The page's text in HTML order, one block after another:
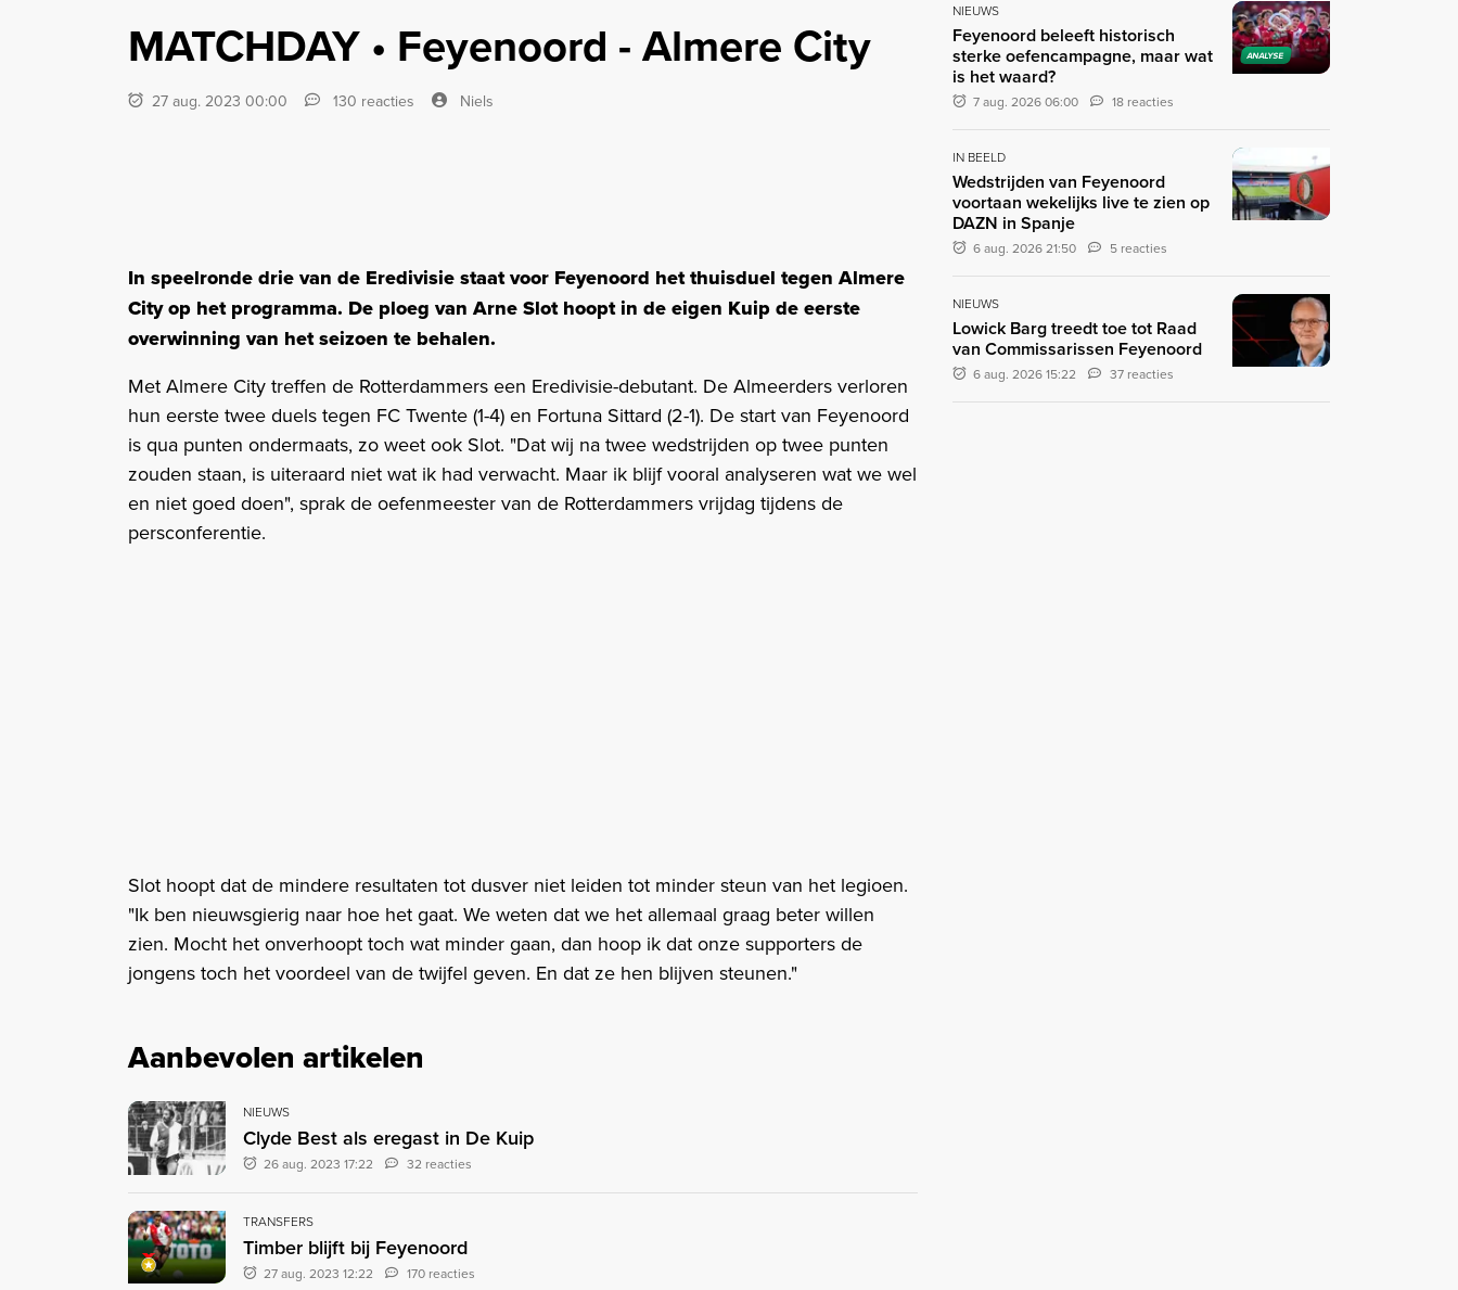
MATCHDAY • Feyenoord - Almere City
27 aug. 2023 00:00 130 reacties Niels
In speelronde drie van de Eredivisie staat voor Feyenoord het thuisduel tegen Almere
City op het programma. De ploeg van Arne Slot hoopt in de eigen Kuip de eerste
overwinning van het seizoen te behalen.
Met Almere City treffen de Rotterdammers een Eredivisie-debutant. De Almeerders verloren
hun eerste twee duels tegen FC Twente (1-4) en Fortuna Sittard (2-1). De start van Feyenoord
is qua punten ondermaats, zo weet ook Slot. "Dat wij na twee wedstrijden op twee punten
zouden staan, is uiteraard niet wat ik had verwacht. Maar ik blijf vooral analyseren wat we wel
en niet goed doen", sprak de oefenmeester van de Rotterdammers vrijdag tijdens de
persconferentie.
Slot hoopt dat de mindere resultaten tot dusver niet leiden tot minder steun van het legioen.
"Ik ben nieuwsgierig naar hoe het gaat. We weten dat we het allemaal graag beter willen
zien. Mocht het onverhoopt toch wat minder gaan, dan hoop ik dat onze supporters de
jongens toch het voordeel van de twijfel geven. En dat ze hen blijven steunen."
Aanbevolen artikelen
NIEUWS
Clyde Best als eregast in De Kuip
26 aug. 2023 17:22 32 reacties
TRANSFERS
Timber blijft bij Feyenoord
27 aug. 2023 12:22 170 reacties
ANALYSE
NIEUWS
Feyenoord beleeft historisch
sterke oefencampagne, maar wat
is het waard?
7 aug. 2026 06:00 18 reacties
IN BEELD
Wedstrijden van Feyenoord
voortaan wekelijks live te zien op
DAZN in Spanje
6 aug. 2026 21:50 5 reacties
NIEUWS
Lowick Barg treedt toe tot Raad
van Commissarissen Feyenoord
6 aug. 2026 15:22 37 reacties